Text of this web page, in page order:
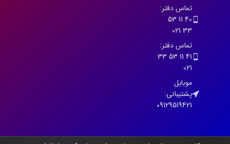
تماس دفتر:
40 11 53
33 021
تماس دفتر:
41 11 53 33
021
موبایل
پشتیبانی:
09129519421